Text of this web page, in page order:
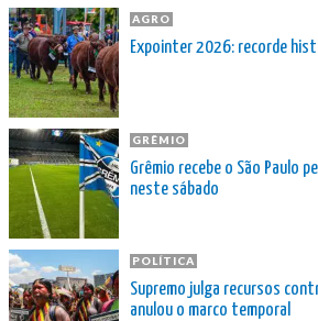
AGRO
Expointer 2026: recorde
GRÊMIO
Grêmio recebe o São Paulo
neste sábado
POLÍTICA
Supremo julga recursos
anulou o marco temporal